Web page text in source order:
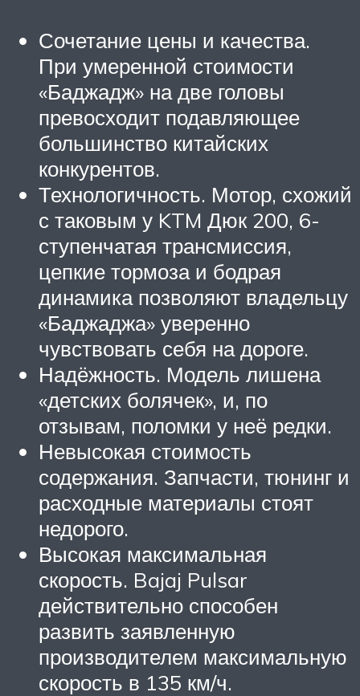
Сочетание цены и качества.
При умеренной стоимости
«Баджадж» на две головы
превосходит подавляющее
большинство китайских
конкурентов.
Технологичность. Мотор, схожий
с таковым у KTM Дюк 200, 6-
ступенчатая трансмиссия,
цепкие тормоза и бодрая
динамика позволяют владельцу
«Баджаджа» уверенно
чувствовать себя на дороге.
Надёжность. Модель лишена
«детских болячек», и, по
отзывам, поломки у неё редки.
Невысокая стоимость
содержания. Запчасти, тюнинг и
расходные материалы стоят
недорого.
Высокая максимальная
скорость. Bajaj Pulsar
действительно способен
развить заявленную
производителем максимальную
скорость в 135 км/ч.